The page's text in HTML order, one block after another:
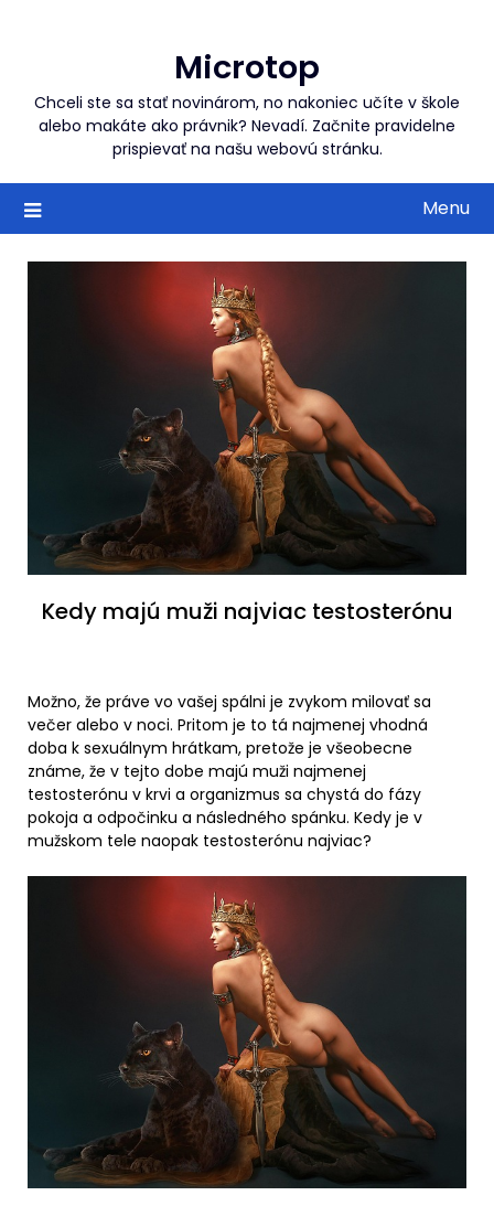
Microtop
Chceli ste sa stať novinárom, no nakoniec učíte v škole
alebo makáte ako právnik? Nevadí. Začnite pravidelne
prispievať na našu webovú stránku.
Menu
Kedy majú muži najviac testosterónu
Možno, že práve vo vašej spálni je zvykom milovať sa
večer alebo v noci. Pritom je to tá najmenej vhodná
doba k sexuálnym hrátkam, pretože je všeobecne
známe, že v tejto dobe majú muži najmenej
testosterónu v krvi a organizmus sa chystá do fázy
pokoja a odpočinku a následného spánku. Kedy je v
mužskom tele naopak testosterónu najviac?